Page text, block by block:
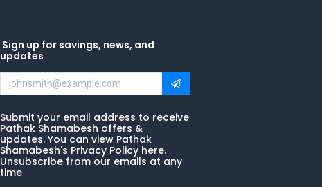
Sign up for savings, news, and
updates
Submit your email address to receive
Pathak Shamabesh offers &
updates. You can view Pathak
Shamabesh's Privacy Policy here.
Unsubscribe from our emails at any
time